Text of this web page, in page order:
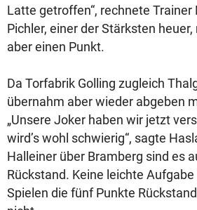
Latte getroffen“, rechnete
Pichler, einer der Stärksten
aber einen Punkt.
Da Torfabrik Golling zugleich
übernahm aber wieder abgeben
„Unsere Joker haben wir jetzt
wird’s wohl schwierig“, sagte
Halleiner über Bramberg sind es
Rückstand. Keine leichte
Spielen die fünf Punkte